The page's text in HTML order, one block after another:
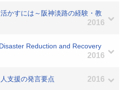
かすには～阪神淡路の経験・教
2016
Reduction and Recovery
2016
支援の発言要点 2016